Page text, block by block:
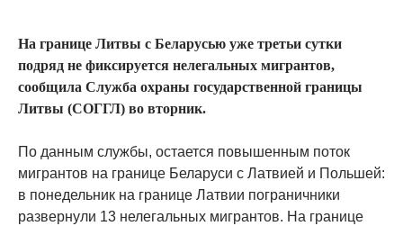
На границе Литвы с Беларусью уже третьи сутки
подряд не фиксируется нелегальных мигрантов,
сообщила Служба охраны государственной границы
Литвы (СОГГЛ) во вторник.
По данным службы, остается повышенным поток
мигрантов на границе Беларуси с Латвией и Польшей:
в понедельник на границе Латвии пограничники
развернули 13 нелегальных мигрантов. На границе